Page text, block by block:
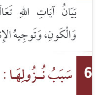
بَيَانُ آيَاتِ اللهِ
وَالْكَونِ، وَتَوجِيهُ
6 سَبَبُ نُــزُولِهَـا :